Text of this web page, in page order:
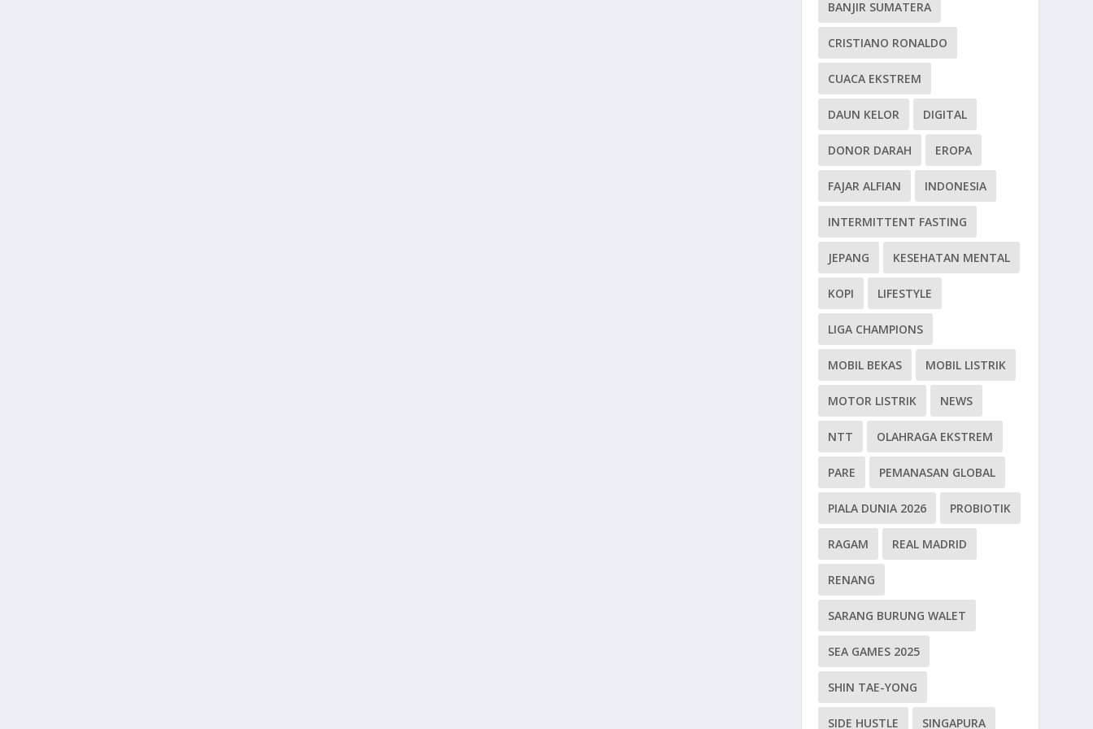
BANJIR SUMATERA
CRISTIANO RONALDO
CUACA EKSTREM
DAUN KELOR DIGITAL
DONOR DARAH EROPA
FAJAR ALFIAN INDONESIA
INTERMITTENT FASTING
JEPANG KESEHATAN MENTAL
KOPI LIFESTYLE
LIGA CHAMPIONS
MOBIL BEKAS MOBIL LISTRIK
MOTOR LISTRIK NEWS
NTT OLAHRAGA EKSTREM
PARE PEMANASAN GLOBAL
PIALA DUNIA 2026 PROBIOTIK
RAGAM REAL MADRID
RENANG
SARANG BURUNG WALET
SEA GAMES 2025
SHIN TAE-YONG
SIDE HUSTLE SINGAPURA